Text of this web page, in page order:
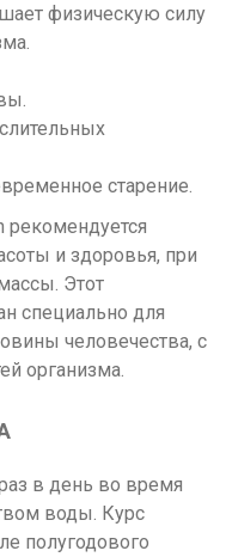
физическую силу
старение.
рекомендуется
и здоровья, при
Этот
специально для
человечества, с
организма.
в день во время
воды. Курс
полугодового